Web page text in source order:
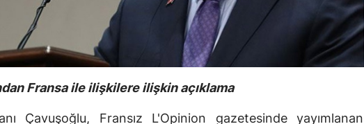
Fransa ile ilişkilere ilişkin açıklama
Çavuşoğlu, Fransız L'Opinion gazetesinde yayımlanan